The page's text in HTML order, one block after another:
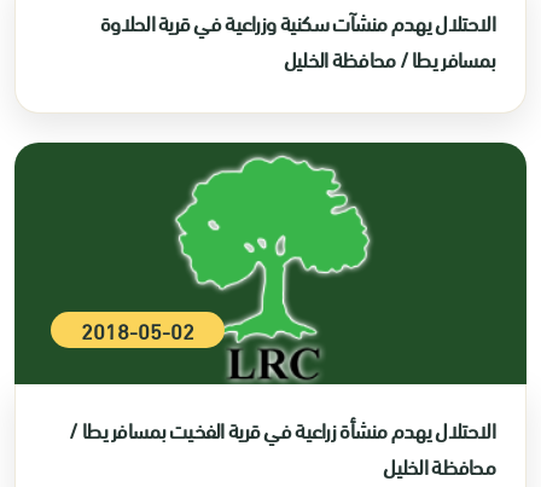
الاحتلال يهدم منشآت سكنية وزراعية في قرية الحلاوة
بمسافر يطا / محافظة الخليل
2018-05-02
الاحتلال يهدم منشأة زراعية في قرية الفخيت بمسافر يطا /
محافظة الخليل